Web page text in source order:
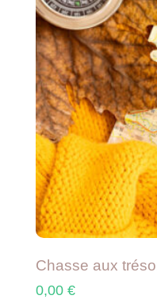
Chasse aux
0,00 €